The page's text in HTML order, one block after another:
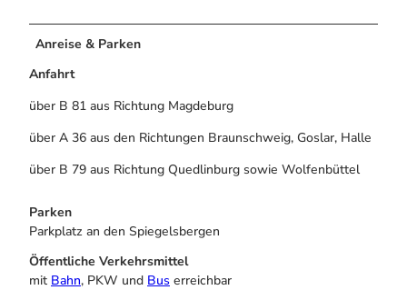
Anreise & Parken
Anfahrt
über B 81 aus Richtung Magdeburg
über A 36 aus den Richtungen Braunschweig, Goslar, Halle
über B 79 aus Richtung Quedlinburg sowie Wolfenbüttel
Parken
Parkplatz an den Spiegelsbergen
Öffentliche Verkehrsmittel
mit Bahn, PKW und Bus erreichbar